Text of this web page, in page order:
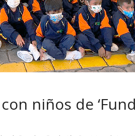
niños de